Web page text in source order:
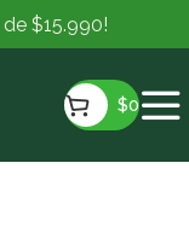
$0
$15.990!